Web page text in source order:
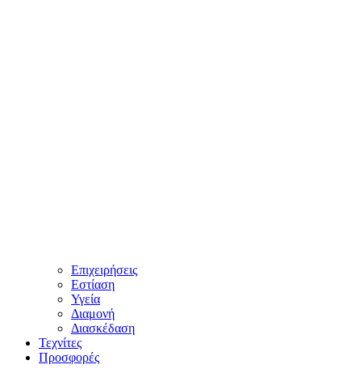
Επιχειρήσεις
Εστίαση
Υγεία
Διαμονή
Διασκέδαση
Τεχνίτες
Προσφορές